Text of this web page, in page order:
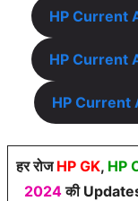
HP Current
HP Current
HP Current
हर रोज HP GK, HP
2024की Updates